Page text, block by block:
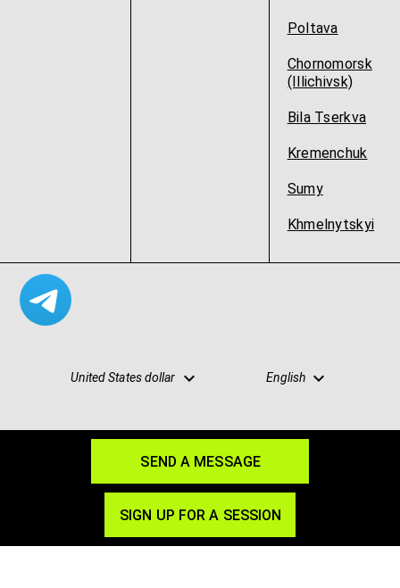
Poltava
Chornomorsk
(Illichivsk)
Bila Tserkva
Kremenchuk
Sumy
Khmelnytskyi
United States dollar English
SEND A MESSAGE
SIGN UP FOR A SESSION
Privacy Terms